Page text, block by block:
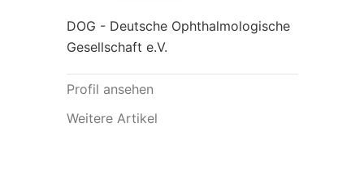
DOG - Deutsche Ophthalmologische
Gesellschaft e.V.
Profil ansehen
Weitere Artikel